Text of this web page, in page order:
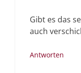
Gibt es das
auch
Antworten